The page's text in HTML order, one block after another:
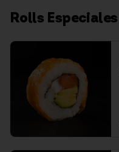
Rolls Especiales